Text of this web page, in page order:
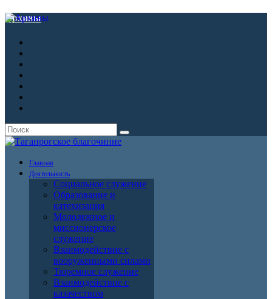
Архивы
Главная
Деятельность
Социальное служение
Образование и
катехизация
Молодежное и
миссионерское
служение
Взаимодействие с
вооруженными силами
Тюремное служение
Взаимодействие с
казачеством